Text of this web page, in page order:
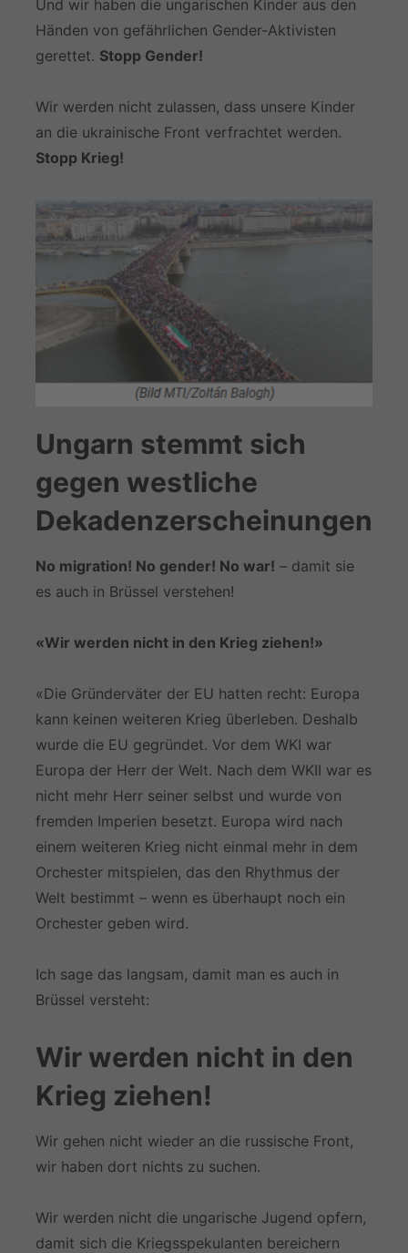
Und wir haben die ungarischen Kinder aus den
Händen von gefährlichen Gender-Aktivisten
gerettet. Stopp Gender!
Wir werden nicht zulassen, dass unsere Kinder
an die ukrainische Front verfrachtet werden.
Stopp Krieg!
Ungarn stemmt sich
gegen westliche
Dekadenzerscheinungen
No migration! No gender! No war! – damit sie
es auch in Brüssel verstehen!
«Wir werden nicht in den Krieg ziehen!»
«Die Gründerväter der EU hatten recht: Europa
kann keinen weiteren Krieg überleben. Deshalb
wurde die EU gegründet. Vor dem WKI war
Europa der Herr der Welt. Nach dem WKII war es
nicht mehr Herr seiner selbst und wurde von
fremden Imperien besetzt. Europa wird nach
einem weiteren Krieg nicht einmal mehr in dem
Orchester mitspielen, das den Rhythmus der
Welt bestimmt – wenn es überhaupt noch ein
Orchester geben wird.
Ich sage das langsam, damit man es auch in
Brüssel versteht:
Wir werden nicht in den
Krieg ziehen!
Wir gehen nicht wieder an die russische Front,
wir haben dort nichts zu suchen.
Wir werden nicht die ungarische Jugend opfern,
damit sich die Kriegsspekulanten bereichern